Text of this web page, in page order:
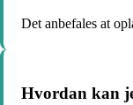
Det anbefales at
Hvordan kan